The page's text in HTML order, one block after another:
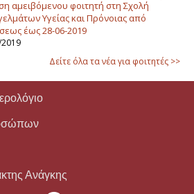
αμειβόμενου φοιτητή στη Σχολή
Υγείας και Πρόνοιας από
έως 28-06-2019
Δείτε όλα τα νέα για φοιτητές >>
Ανάγκης